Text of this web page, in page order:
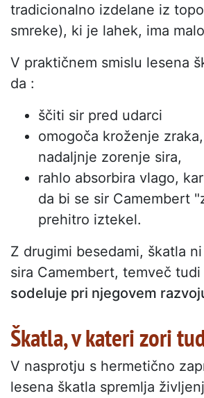
tradicionalno izdelane iz
smreke), ki je lahek, ima
V praktičnem smislu lesena
da :
ščiti sir pred udarci
omogoča kroženje
nadaljnje zorenje sira,
rahlo absorbira vlago,
da bi se sir Camembert
prehitro iztekel.
Z drugimi besedami, škatla
sira Camembert, temveč tudi
sodeluje pri njegovem
Škatla, v kateri zori
V nasprotju s hermetično
lesena škatla spremlja